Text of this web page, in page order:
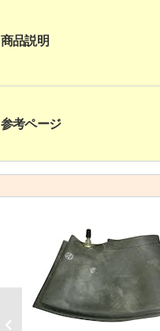
商品説明
参考ページ